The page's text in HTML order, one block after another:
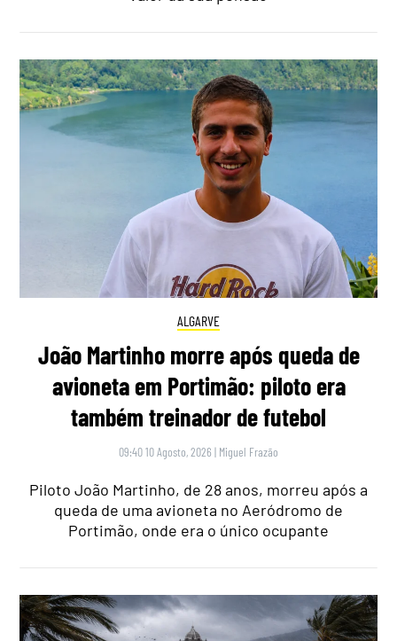
ALGARVE
João Martinho morre após queda de
avioneta em Portimão: piloto era
também treinador de futebol
09:40 10 Agosto, 2026 | Miguel Frazão
Piloto João Martinho, de 28 anos, morreu após a
queda de uma avioneta no Aeródromo de
Portimão, onde era o único ocupante